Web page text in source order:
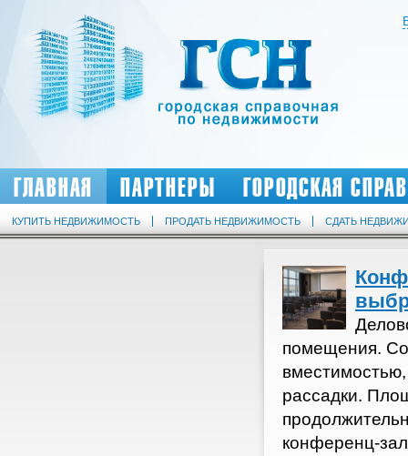
ГЛАВНАЯ ПАРТНЕРЫ ГОРОДСКАЯ
КУПИТЬ НЕДВИЖИМОСТЬ ПРОДАТЬ НЕДВИЖИМОСТЬ СДАТЬ
помещения.
рассадки.
конференц-